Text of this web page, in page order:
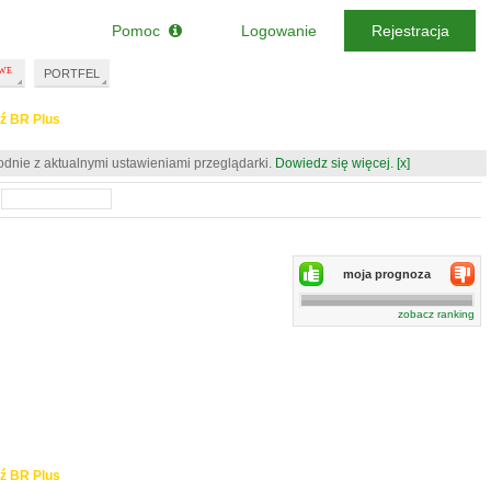
BR Plus
z aktualnymi ustawieniami przeglądarki. Dowiedz się więcej. [x]
moja prognoza
zobacz ranking
BR Plus
PORTFEL
Pomoc Logowanie Rejestracja